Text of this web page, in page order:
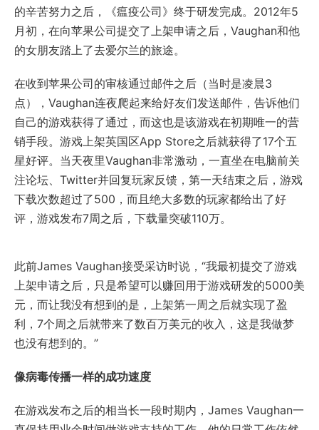
的辛苦努力之后，《瘟疫公司》终于研发完成。2012年5
月初，在向苹果公司提交了上架申请之后，Vaughan和他
的女朋友踏上了去爱尔兰的旅途。
在收到苹果公司的审核通过邮件之后（当时是凌晨3
点），Vaughan连夜爬起来给好友们发送邮件，告诉他们
自己的游戏获得了通过，而这也是该游戏在初期唯一的营
销手段。游戏上架英国区App Store之后就获得了17个五
星好评。当天夜里Vaughan非常激动，一直坐在电脑前关
注论坛、Twitter并回复玩家反馈，第一天结束之后，游戏
下载次数超过了500，而且绝大多数的玩家都给出了好
评，游戏发布7周之后，下载量突破110万。
此前James Vaughan接受采访时说，“我最初提交了游戏
上架申请之后，只是希望可以赚回用于游戏研发的5000美
元，而让我没有想到的是，上架第一周之后就实现了盈
利，7个周之后就带来了数百万美元的收入，这是我做梦
也没有想到的。”
像病毒传播一样的成功速度
在游戏发布之后的相当长一段时期内，James Vaughan一